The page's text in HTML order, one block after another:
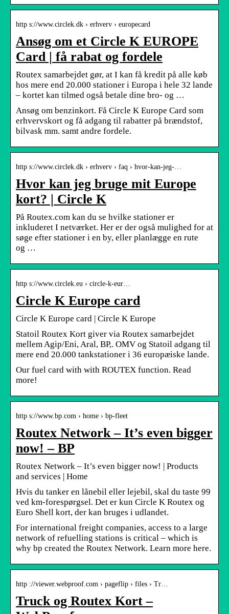
http s://www.circlek.dk › erhverv › europecard
Ansøg om et Circle K EUROPE
Card | få rabat og fordele
Routex samarbejdet gør, at I kan få kredit på alle køb
hos mere end 20.000 stationer i Europa i hele 32 lande
– kortet kan tilmed også betale dine bro- og …
Ansøg om benzinkort. Få Circle K Europe Card som
erhvervskort og få adgang til rabatter på brændstof,
bilvask mm. samt andre fordele.
http s://www.circlek.dk › erhverv › faq › hvor-kan-jeg-…
Hvor kan jeg bruge mit Europe
kort?​ | Circle K
På Routex.com kan du se hvilke stationer er
inkluderet I netværket. Her er der også mulighed for at
søge efter stationer i en by, eller planlægge en rute
og …
http s://www.circlek.eu › circle-k-eur…
Circle K Europe card
Circle K Europe card | Circle K Europe
Statoil Routex Kort giver via Routex samarbejdet
mellem Agip/Eni, Aral, BP,. OMV og Statoil adgang til
mere end 20.000 tankstationer i 36 europæiske lande.
Our fuel card with with ROUTEX function. Read
more!
http s://www.bp.com › home › bp-fleet
Routex Network – It’s even bigger
now! – BP
Routex Network – It’s even bigger now! | Products
and services | Home
Hvis du tanker en lånebil eller lejebil, skal du taste 99
ved km-forespørgsel. Det er kun Circle K Routex og
Euro Shell kort, der kan bruges i udlandet.
For international freight companies, access to a large
network of refuelling stations is critical – which is
why bp created the Routex Network. Learn more here.
http ://viewer.webproof.com › pageflip › files › Tr…
Truck og Routex Kort –